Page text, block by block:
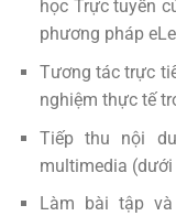
học Trực tuyến
phương pháp
Tương tác trực
nghiệm thực tế
Tiếp thu nội
multimedia (dưới
Làm bài tập